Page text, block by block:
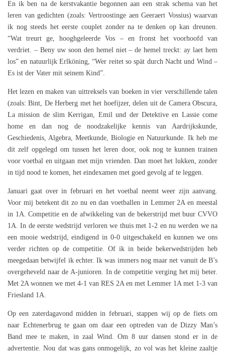
En ik ben na de kerstvakantie begonnen aan een strak schema van het
leren van gedichten (zoals: Vertroostinge aen Geeraert Vossius) waarvan
ik nog steeds het eerste couplet zonder na te denken op kan dreunen.
“Wat treurt ge, hooghgeleerde Vos – en fronst het voorhoofd van
verdriet. – Beny uw soon den hemel niet – de hemel treckt: ay laet hem
los” en natuurlijk Erlköning, “Wer reitet so spät durch Nacht und Wind –
Es ist der Vater mit seinem Kind”.
Het lezen en maken van uittreksels van boeken in vier verschillende talen
(zoals: Bint, De Herberg met het hoefijzer, delen uit de Camera Obscura,
La mission de slim Kerrigan, Emil und der Detektive en Lassie come
home en dan nog de noodzakelijke kennis van Aardrijkskunde,
Geschiedenis, Algebra, Meetkunde, Biologie en Natuurkunde. Ik heb me
dit zelf opgelegd om tussen het leren door, ook nog te kunnen trainen
voor voetbal en uitgaan met mijn vrienden. Dan moet het lukken, zonder
in tijd nood te komen, het eindexamen met goed gevolg af te leggen.
Januari gaat over in februari en het voetbal neemt weer zijn aanvang.
Voor mij betekent dit zo nu en dan voetballen in Lemmer 2A en meestal
in 1A. Competitie en de afwikkeling van de bekerstrijd met buur CVVO
1A. In de eerste wedstrijd verloren we thuis met 1-2 en nu werden we na
een mooie wedstrijd, eindigend in 0-0 uitgeschakeld en kunnen we ons
verder richten op de competitie. Of ik in beide bekerwedstrijden heb
meegedaan betwijfel ik echter. Ik was immers nog maar net vanuit de B’s
overgeheveld naar de A-junioren. In de competitie verging het mij beter.
Met 2A wonnen we met 4-1 van RES 2A en met Lemmer 1A met 1-3 van
Friesland 1A.
Op een zaterdagavond midden in februari, stappen wij op de fiets om
naar Echtenerbrug te gaan om daar een optreden van de Dizzy Man’s
Band mee te maken, in zaal Wind. Om 8 uur dansen stond er in de
advertentie. Nou dat was gans onmogelijk, zo vol was het kleine zaaltje